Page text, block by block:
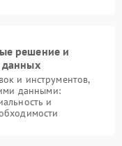
решение и
данных
и инструментов,
данными:
и